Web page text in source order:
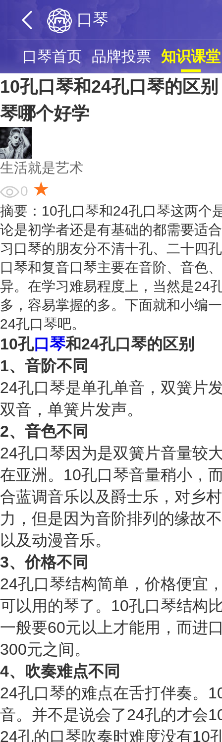
口琴
口琴首页 品牌投票 知识课堂
10孔口琴和24孔口琴的区
琴哪个好学
生活就是艺术
0 ★
摘要：10孔口琴和24孔口琴这两个
论是初学者还是有基础的都需要适
习口琴的朋友分不清十孔、二十四
口琴和复音口琴主要在音阶、音色
异。在学习难易程度上，当然是24
多，容易掌握的多。下面就和小编
24孔口琴吧。
10孔口琴和24孔口琴的区别
1、音阶不同
24孔口琴是单孔单音，双簧片
双音，单簧片发声。
2、音色不同
24孔口琴因为是双簧片音量较
在亚洲。 10孔口琴音量稍小，
合蓝调音乐以及爵士乐，对乡
力，但是因为音阶排列的缘故
以及动漫音乐。
3、价格不同
24孔口琴结构简单，价格便宜
可以用的琴了。 10孔口琴结构
一般要60元以上才能用，而进
300元之间。
4、吹奏难点不同
24孔口琴的难点在舌打伴奏。
音。 并不是说会了24孔的才会
24孔的口琴吹奏时难度没有10